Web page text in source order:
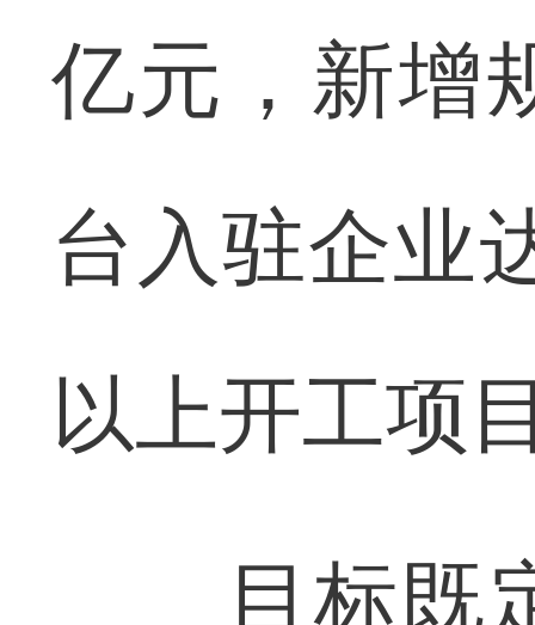
亿元，新增
台入驻企业
以上开工项
目标既定